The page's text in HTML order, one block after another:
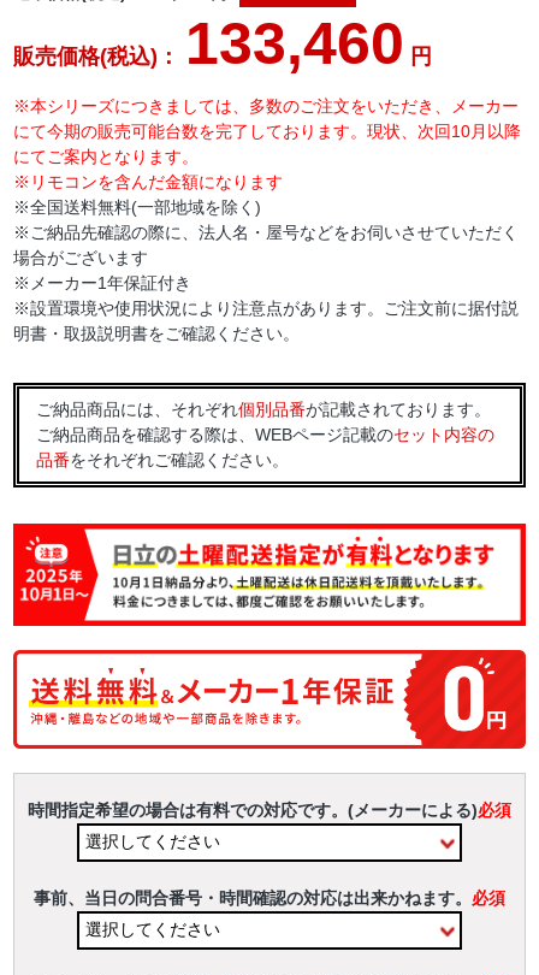
販売価格(税込)： 133,460 円
※本シリーズにつきましては、多数のご注文をいただき、メーカー
にて今期の販売可能台数を完了しております。現状、次回10月以降
にてご案内となります。
※リモコンを含んだ金額になります
※全国送料無料(一部地域を除く)
※ご納品先確認の際に、法人名・屋号などをお伺いさせていただく
場合がございます
※メーカー1年保証付き
※設置環境や使用状況により注意点があります。ご注文前に据付説
明書・取扱説明書をご確認ください。
ご納品商品には、それぞれ個別品番が記載されております。
ご納品商品を確認する際は、WEBページ記載のセット内容の
品番をそれぞれご確認ください。
時間指定希望の場合は有料での対応です。(メーカーによる)必須
事前、当日の問合番号・時間確認の対応は出来かねます。 必須